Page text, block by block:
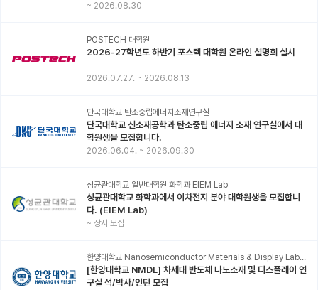
~ 2026.08.30
POSTECH 대학원
2026-27학년도 하반기 포스텍 대학원 온라인 설명회 실시
2026.07.27. ~ 2026.08.13
단국대학교 탄소중립에너지소재연구실
단국대학교 신소재공학과 탄소중립 에너지 소재 연구실에서 대
학원생을 모집합니다.
2026.06.04. ~ 2026.09.30
성균관대학교 일반대학원 화학과 EIEM Lab
성균관대학교 화학과에서 이차전지 분야 대학원생을 모집합니
다. (EIEM Lab)
~ 상시 모집
한양대학교 Nanosemiconductor Materials & Display Laboratory
[한양대학교 NMDL] 차세대 반도체 나노소재 및 디스플레이 연
구실 석/박사/인턴 모집